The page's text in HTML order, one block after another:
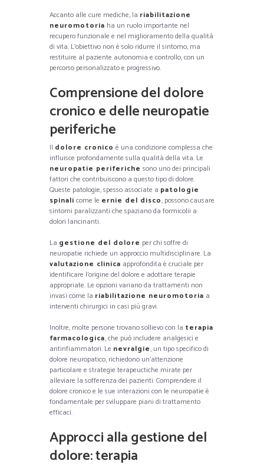
Accanto alle cure mediche, la riabilitazione
neuromotoria ha un ruolo importante nel
recupero funzionale e nel miglioramento della qualità
di vita. L’obiettivo non è solo ridurre il sintomo, ma
restituire al paziente autonomia e controllo, con un
percorso personalizzato e progressivo.
Comprensione del dolore
cronico e delle neuropatie
periferiche
Il dolore cronico è una condizione complessa che
influisce profondamente sulla qualità della vita. Le
neuropatie periferiche sono uno dei principali
fattori che contribuiscono a questo tipo di dolore.
Queste patologie, spesso associate a patologie
spinali come le ernie del disco, possono causare
sintomi paralizzanti che spaziano da formicolii a
dolori lancinanti.
La gestione del dolore per chi soffre di
neuropatie richiede un approccio multidisciplinare. La
valutazione clinica approfondita è cruciale per
identificare l’origine del dolore e adottare terapie
appropriate. Le opzioni variano da trattamenti non
invasi come la riabilitazione neuromotoria a
interventi chirurgici in casi più gravi.
Inoltre, molte persone trovano sollievo con la terapia
farmacologica, che può includere analgesici e
antinfiammatori. Le nevralgie, un tipo specifico di
dolore neuropatico, richiedono un’attenzione
particolare e strategie terapeuctiche mirate per
alleviare la sofferenza dei pazienti. Comprendere il
dolore cronico e le sue interazioni con le neuropatie è
fondamentale per sviluppare piani di trattamento
efficaci.
Approcci alla gestione del
dolore: terapia